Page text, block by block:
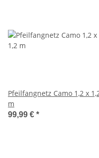
Pfeilfangnetz Camo 1,2 x
m
99,99 € *